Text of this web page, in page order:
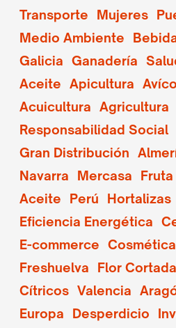
Transporte
Mujeres
Medio Ambiente
Galicia Ganadería
Aceite Apicultura
Acuicultura Agricultura
Responsabilidad Social
Gran Distribución
Navarra
Mercasa Fruta
Aceite
Perú Hortalizas
Eficiencia Energética
E-commerce Cosmética
Freshuelva
Flor Cortada
Cítricos Valencia
Europa
Desperdicio